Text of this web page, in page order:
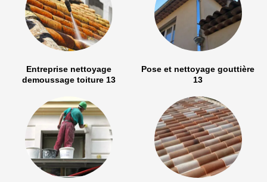
Entreprise nettoyage
demoussage toiture 13
Pose et nettoyage gouttière
13